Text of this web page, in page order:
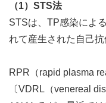
（1）STS法
STSは、TP感染によ
れて産生された自己抗
RPR（rapid plasma
〔VDRL（venereal